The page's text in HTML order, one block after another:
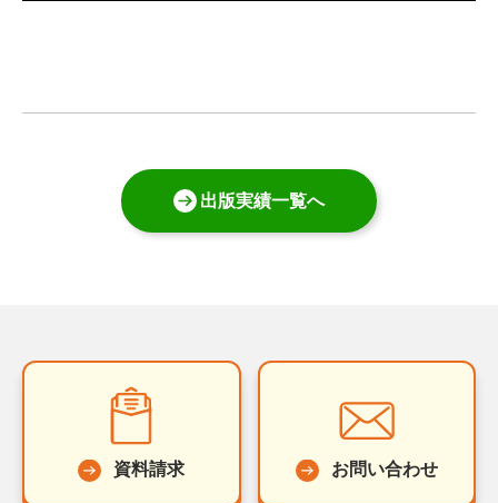
出版実績一覧へ
資料請求 お問い合わせ